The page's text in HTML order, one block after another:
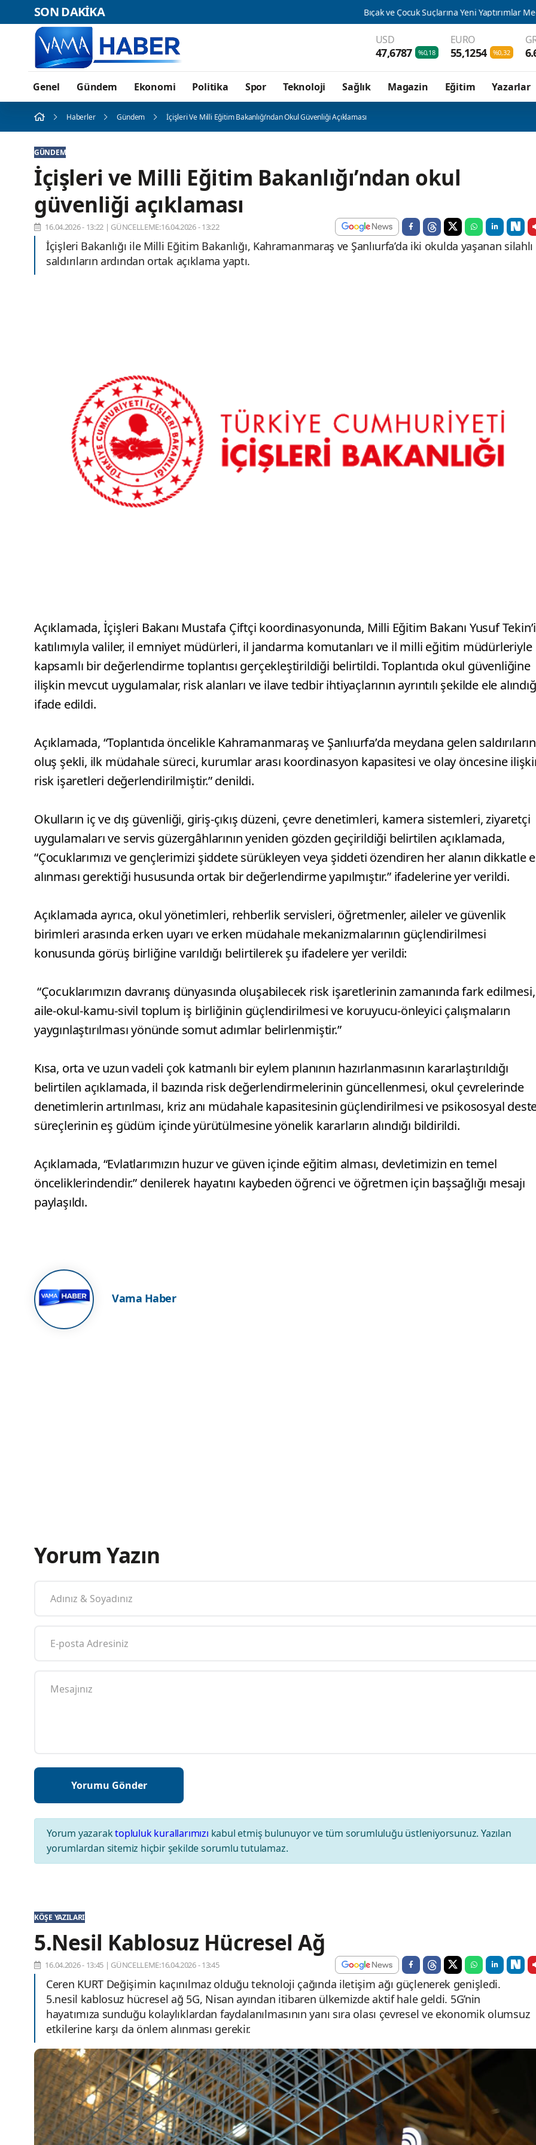
SON DAKİKA Bıçak ve Çocuk Suçlarına Yeni Yaptırımlar Meclis'te
USD
47,6787 %0,18
EURO
55,1254 %0,32
Genel Gündem Ekonomi Politika Spor Teknoloji Sağlık Magazin Eğitim Yazarlar
Haberler Gündem İçişleri Ve Milli Eğitim Bakanlığı’ndan Okul Güvenliği Açıklaması
GÜNDEM
İçişleri ve Milli Eğitim Bakanlığı’ndan okul
güvenliği açıklaması
16.04.2026 - 13:22 | GÜNCELLEME:16.04.2026 - 13:22
İçişleri Bakanlığı ile Milli Eğitim Bakanlığı, Kahramanmaraş ve Şanlıurfa’da iki okulda yaşanan silahlı
saldırıların ardından ortak açıklama yaptı.
Açıklamada, İçişleri Bakanı Mustafa Çiftçi koordinasyonunda, Milli Eğitim Bakanı Yusuf
katılımıyla valiler, il emniyet müdürleri, il jandarma komutanları ve il milli eğitim müdürleriyle
kapsamlı bir değerlendirme toplantısı gerçekleştirildiği belirtildi. Toplantıda okul güvenliğine
ilişkin mevcut uygulamalar, risk alanları ve ilave tedbir ihtiyaçlarının ayrıntılı şekilde ele
ifade edildi.
Açıklamada, “Toplantıda öncelikle Kahramanmaraş ve Şanlıurfa’da meydana gelen saldırıların
oluş şekli, ilk müdahale süreci, kurumlar arası koordinasyon kapasitesi ve olay öncesine
risk işaretleri değerlendirilmiştir.” denildi.
Okulların iç ve dış güvenliği, giriş-çıkış düzeni, çevre denetimleri, kamera sistemleri, ziyaretçi
uygulamaları ve servis güzergâhlarının yeniden gözden geçirildiği belirtilen açıklamada,
“Çocuklarımızı ve gençlerimizi şiddete sürükleyen veya şiddeti özendiren her alanın dikkatle
alınması gerektiği hususunda ortak bir değerlendirme yapılmıştır.” ifadelerine yer verildi.
Açıklamada ayrıca, okul yönetimleri, rehberlik servisleri, öğretmenler, aileler ve güvenlik
birimleri arasında erken uyarı ve erken müdahale mekanizmalarının güçlendirilmesi
konusunda görüş birliğine varıldığı belirtilerek şu ifadelere yer verildi:
“Çocuklarımızın davranış dünyasında oluşabilecek risk işaretlerinin zamanında fark edilmesi,
aile-okul-kamu-sivil toplum iş birliğinin güçlendirilmesi ve koruyucu-önleyici çalışmaların
yaygınlaştırılması yönünde somut adımlar belirlenmiştir.”
Kısa, orta ve uzun vadeli çok katmanlı bir eylem planının hazırlanmasının kararlaştırıldığı
belirtilen açıklamada, il bazında risk değerlendirmelerinin güncellenmesi, okul çevrelerinde
denetimlerin artırılması, kriz anı müdahale kapasitesinin güçlendirilmesi ve psikososyal
süreçlerinin eş güdüm içinde yürütülmesine yönelik kararların alındığı bildirildi.
Açıklamada, “Evlatlarımızın huzur ve güven içinde eğitim alması, devletimizin en temel
önceliklerindendir.” denilerek hayatını kaybeden öğrenci ve öğretmen için başsağlığı mesajı
paylaşıldı.
Vama Haber
Yorum Yazın
Yorum yazaraktopluluk kurallarımızı kabul etmiş bulunuyor ve tüm sorumluluğu üstleniyorsunuz. Yazılan
yorumlardan sitemiz hiçbir şekilde sorumlu tutulamaz.
KÖŞE YAZILARI
5.Nesil Kablosuz Hücresel Ağ
16.04.2026 - 13:45 | GÜNCELLEME:16.04.2026 - 13:45
Ceren KURT Değişimin kaçınılmaz olduğu teknoloji çağında iletişim ağı güçlenerek genişledi.
5.nesil kablosuz hücresel ağ 5G, Nisan ayından itibaren ülkemizde aktif hale geldi. 5G’nin
hayatımıza sunduğu kolaylıklardan faydalanılmasının yanı sıra olası çevresel ve ekonomik olumsuz
etkilerine karşı da önlem alınması gerekir.